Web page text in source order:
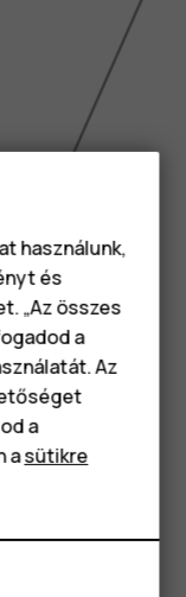
használunk,
és
„Az összes
a
Az
a
asütikre